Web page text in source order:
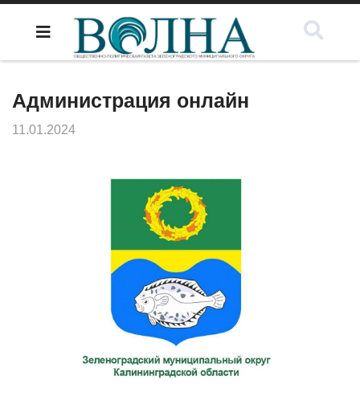
Администрация онлайн
11.01.2024